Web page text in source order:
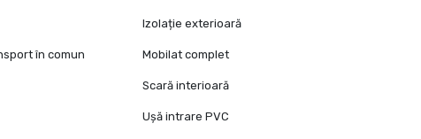
Izolație exterioară
în comun Mobilat complet
Scară interioară
Ușă intrare PVC